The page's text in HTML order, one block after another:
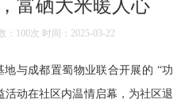
富硒大米暖人心
100次 时间：2025-03-22
与成都置蜀物业联合开展的 “功
活动在社区内温情启幕，为社区退